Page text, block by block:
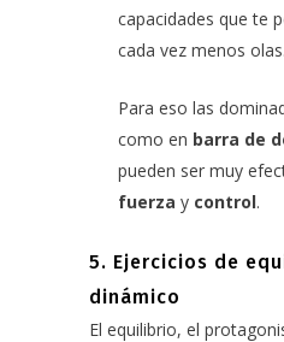
capacidades que te
cada vez menos olas.
Para eso las
como en barra de
pueden ser muy
fuerza y control.
5. Ejercicios de
dinámico
El equilibrio, el